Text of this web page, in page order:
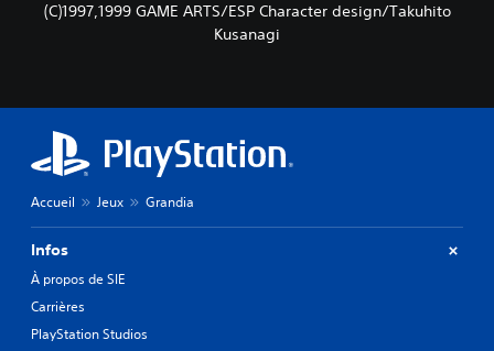
a
e
t
n
a
i
g
e
a
(C)1997,1999 GAME ARTS/ESP Character design/Takuhito
Kusanagi
Accueil Jeux Grandia
Infos
À propos de SIE
Carrières
PlayStation Studios